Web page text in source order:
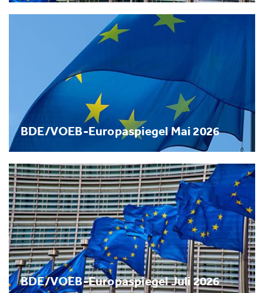
BDE/VOEB-Europaspiegel Mai 2026
BDE/VOEB-Europaspiegel Juli 2026